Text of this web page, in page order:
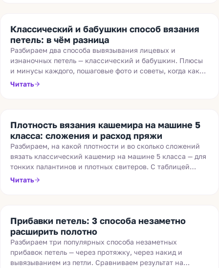
Классический и бабушкин способ вязания
петель: в чём разница
Разбираем два способа вывязывания лицевых и
изнаночных петель — классический и бабушкин. Плюсы
и минусы каждого, пошаговые фото и советы, когда какой
лучше использовать.
Читать
Плотность вязания кашемира на машине 5
класса: сложения и расход пряжи
Разбираем, на какой плотности и во сколько сложений
вязать классический кашемир на машине 5 класса — для
тонких палантинов и плотных свитеров. С таблицей
плотностей и примерным расходом пряжи на изделия.
Читать
Прибавки петель: 3 способа незаметно
расширить полотно
Разбираем три популярных способа незаметных
прибавок петель — через протяжку, через накид и
вывязыванием из петли. Сравниваем результат на